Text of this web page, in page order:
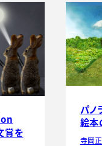
賞を
パノ
絵本
寺岡